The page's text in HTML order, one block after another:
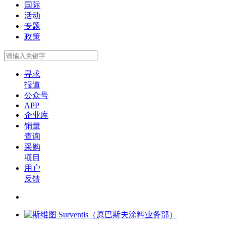
国际
活动
专题
政策
寻求
报道
公众号
APP
企业库
销量
查询
采购
项目
用户
反馈